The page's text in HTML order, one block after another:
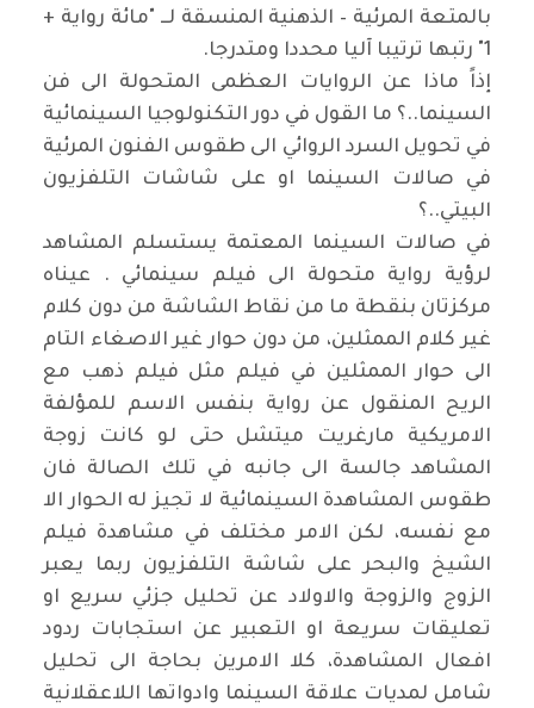
بالمتعة المرئية – الذهنية المنسقة لــ "مائة رواية +
1" رتبها ترتيبا آليا محددا ومتدرجا.
إذاً ماذا عن الروايات العظمى المتحولة الى فن
السينما..؟ ما القول في دور التكنولوجيا السينمائية
في تحويل السرد الروائي الى طقوس الفنون المرئية
في صالات السينما او على شاشات التلفزيون
البيتي..؟
في صالات السينما المعتمة يستسلم المشاهد
لرؤية رواية متحولة الى فيلم سينمائي . عيناه
مركزتان بنقطة ما من نقاط الشاشة من دون كلام
غير كلام الممثلين، من دون حوار غير الاصغاء التام
الى حوار الممثلين في فيلم مثل فيلم ذهب مع
الريح المنقول عن رواية بنفس الاسم للمؤلفة
الامريكية مارغريت ميتشل حتى لو كانت زوجة
المشاهد جالسة الى جانبه في تلك الصالة فان
طقوس المشاهدة السينمائية لا تجيز له الحوار الا
مع نفسه، لكن الامر مختلف في مشاهدة فيلم
الشيخ والبحر على شاشة التلفزيون ربما يعبر
الزوج والزوجة والاولاد عن تحليل جزئي سريع او
تعليقات سريعة او التعبير عن استجابات ردود
افعال المشاهدة، كلا الامرين بحاجة الى تحليل
شامل لمديات علاقة السينما وادواتها اللاعقلانية